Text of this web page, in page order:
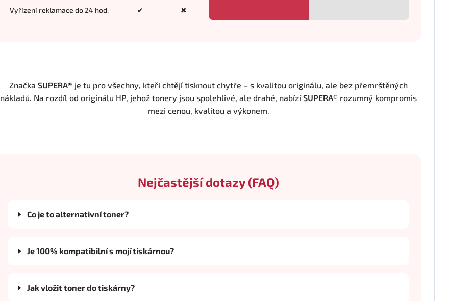
Vyřízení reklamace do 24 hod.
✔ ✖
Značka SUPERA® je tu pro všechny, kteří chtějí tisknout chytře – s kvalitou originálu, ale bez přemrštěných
nákladů. Na rozdíl od originálu HP, jehož tonery jsou spolehlivé, ale drahé, nabízíSUPERA® rozumný kompromis
mezi cenou, kvalitou a výkonem.
Nejčastější dotazy (FAQ)
Co je to alternativní toner?
Je 100% kompatibilní s mojí tiskárnou?
Jak vložit toner do tiskárny?